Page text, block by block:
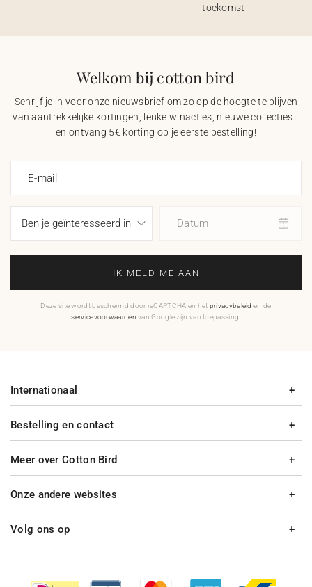
toekomst
Welkom bij cotton bird
Schrijf je in voor onze nieuwsbrief om zo op de hoogte te blijven
van aantrekkelijke kortingen, leuke winacties, nieuwe collecties…
en ontvang 5€ korting op je eerste bestelling!
E-mail
Datum
IK MELD ME AAN
Deze site wordt beschermd door reCAPTCHA en het privacybeleid en de
servicevoorwaarden van Google zijn van toepassing.
Bestelling en contact
Meer over Cotton Bird
Internationaal
Onze andere websites
Volg ons op